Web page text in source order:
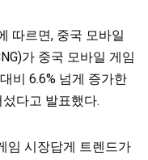
따르면, 중국 모바일
가 중국 모바일 게임
비 6.6% 넘게 증가한
다고 발표했다.
임 시장답게 트렌드가